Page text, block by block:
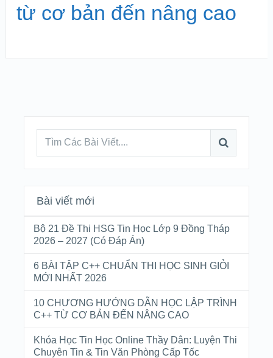
từ cơ bản đến nâng cao
Bài viết mới
Bộ 21 Đề Thi HSG Tin Học Lớp 9 Đồng Tháp
2026 – 2027 (Có Đáp Án)
6 BÀI TẬP C++ CHUẨN THI HỌC SINH GIỎI
MỚI NHẤT 2026
10 CHƯƠNG HƯỚNG DẪN HỌC LẬP TRÌNH
C++ TỪ CƠ BẢN ĐẾN NÂNG CAO
Khóa Học Tin Học Online Thầy Dân: Luyện Thi
Chuyên Tin & Tin Văn Phòng Cấp Tốc